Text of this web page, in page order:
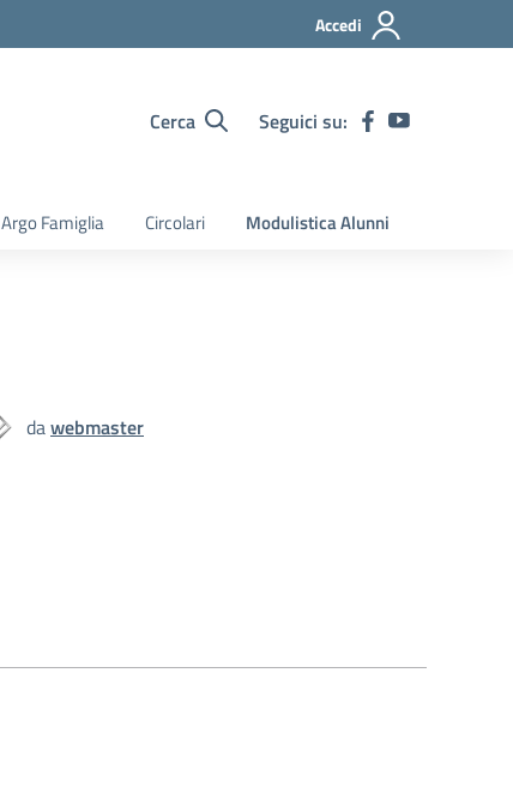
Accedi
Cerca Seguici su:
Argo Famiglia Circolari Modulistica Alunni
dawebmaster